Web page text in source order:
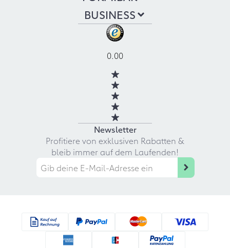
BUSINESS
0.00
Newsletter
Profitiere von exklusiven Rabatten &
bleib immer auf dem Laufenden!